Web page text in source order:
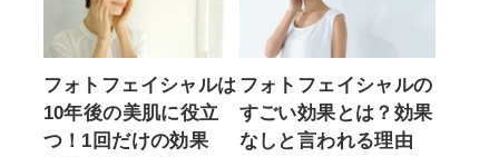
フォトフェイシャルは
10年後の美肌に役立
つ！1回だけの効果
フォトフェイシャルの
すごい効果とは？効果
なしと言われる理由